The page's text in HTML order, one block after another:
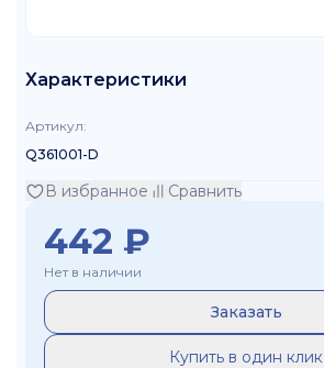
Характеристики
Артикул:
Q361001-D
В избранное Сравнить
442 ₽
Нет в наличии
Заказать
Купить в один клик